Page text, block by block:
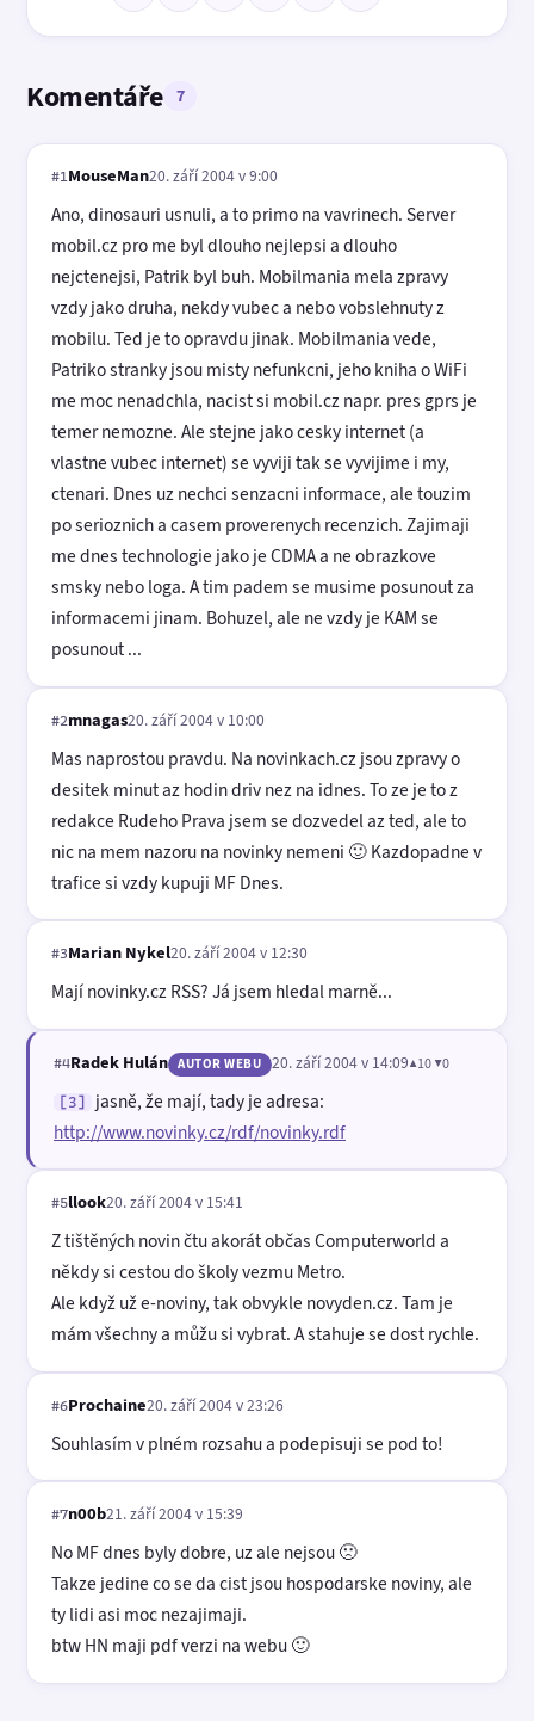
Komentáře 7
#1MouseMan20. září 2004 v 9:00
Ano, dinosauri usnuli, a to primo na vavrinech. Server
mobil.cz pro me byl dlouho nejlepsi a dlouho
nejctenejsi, Patrik byl buh. Mobilmania mela zpravy
vzdy jako druha, nekdy vubec a nebo vobslehnuty z
mobilu. Ted je to opravdu jinak. Mobilmania vede,
Patriko stranky jsou misty nefunkcni, jeho kniha o WiFi
me moc nenadchla, nacist si mobil.cz napr. pres gprs je
temer nemozne. Ale stejne jako cesky internet (a
vlastne vubec internet) se vyviji tak se vyvijime i my,
ctenari. Dnes uz nechci senzacni informace, ale touzim
po serioznich a casem proverenych recenzich. Zajimaji
me dnes technologie jako je CDMA a ne obrazkove
smsky nebo loga. A tim padem se musime posunout za
informacemi jinam. Bohuzel, ale ne vzdy je KAM se
posunout ...
#2mnagas20. září 2004 v 10:00
Mas naprostou pravdu. Na novinkach.cz jsou zpravy o
desitek minut az hodin driv nez na idnes. To ze je to z
redakce Rudeho Prava jsem se dozvedel az ted, ale to
nic na mem nazoru na novinky nemeni 🙂 Kazdopadne v
trafice si vzdy kupuji MF Dnes.
#3Marian Nykel20. září 2004 v 12:30
Mají novinky.cz RSS? Já jsem hledal marně...
#4Radek Hulán AUTOR WEBU 20. září 2004 v 14:09▲10 ▼0
[3]
jasně, že mají, tady je adresa:
http://www.novinky.cz/rdf/novinky.rdf
#5llook20. září 2004 v 15:41
Z tištěných novin čtu akorát občas Computerworld a
někdy si cestou do školy vezmu Metro.
Ale když už e-noviny, tak obvykle novyden.cz. Tam je
mám všechny a můžu si vybrat. A stahuje se dost rychle.
#6Prochaine20. září 2004 v 23:26
Souhlasím v plném rozsahu a podepisuji se pod to!
#7n00b21. září 2004 v 15:39
No MF dnes byly dobre, uz ale nejsou 🙁
Takze jedine co se da cist jsou hospodarske noviny, ale
ty lidi asi moc nezajimaji.
btw HN maji pdf verzi na webu 🙂